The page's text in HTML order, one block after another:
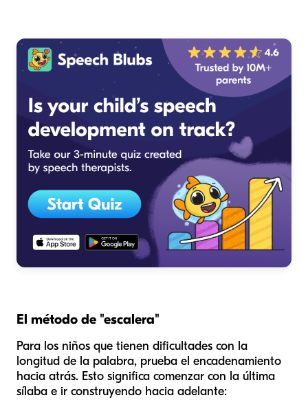
El método de "escalera"
Para los niños que tienen dificultades con la
longitud de la palabra, prueba el encadenamiento
hacia atrás. Esto significa comenzar con la última
sílaba e ir construyendo hacia adelante: